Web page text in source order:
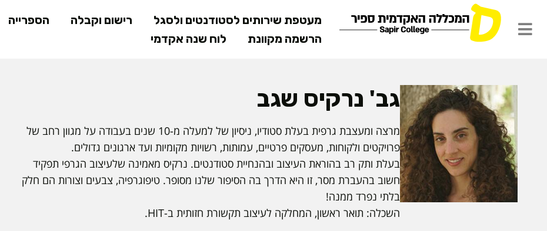
לתוכן
המרכזי
מעטפת שירותים לסטודנטים ולסגל רישום וקבלה
הספרייה
הרשמה מקוונת
לוח שנה אקדמי
גב' נרקיס שגב
מרצה ומעצבת גרפית בעלת סטודיו, ניסיון של למעלה מ-10 שנים בעבודה על מגוון רחב של
פרויקטים ולקוחות, מעסקים פרטיים, עמותות, רשויות מקומיות ועד ארגונים גדולים.
בעלת ותק רב בהוראת העיצוב ובהנחיית סטודנטים. נרקיס מאמינה שלעיצוב הגרפי תפקיד
חשוב בהעברת מסר, זו היא הדרך בה הסיפור שלנו מסופר. טיפוגרפיה, צבעים וצורות הם חלק
בלתי נפרד ממנה!
השכלה: תואר ראשון, המחלקה לעיצוב תקשורת חזותית ב-HIT.